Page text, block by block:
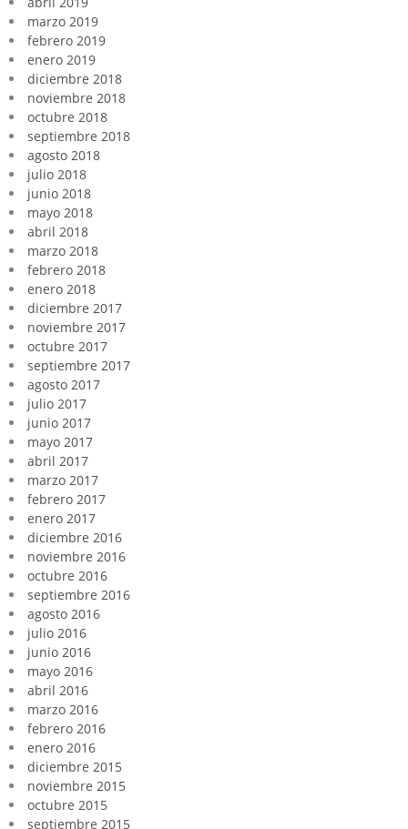
marzo 2019
febrero 2019
enero 2019
diciembre 2018
noviembre 2018
octubre 2018
septiembre 2018
agosto 2018
julio 2018
junio 2018
mayo 2018
abril 2018
marzo 2018
febrero 2018
enero 2018
diciembre 2017
noviembre 2017
octubre 2017
septiembre 2017
agosto 2017
julio 2017
junio 2017
mayo 2017
abril 2017
marzo 2017
febrero 2017
enero 2017
diciembre 2016
noviembre 2016
octubre 2016
septiembre 2016
agosto 2016
julio 2016
junio 2016
mayo 2016
abril 2016
marzo 2016
febrero 2016
enero 2016
diciembre 2015
noviembre 2015
octubre 2015
septiembre 2015